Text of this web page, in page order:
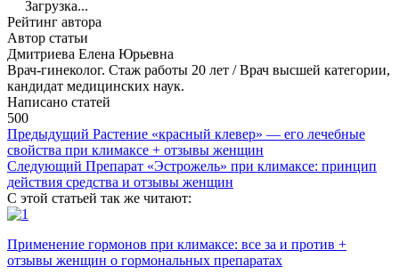
Загрузка...
Рейтинг автора
Автор статьи
Дмитриева Елена Юрьевна
Врач-гинеколог. Стаж работы 20 лет / Врач высшей категории,
кандидат медицинских наук.
Написано статей
500
Предыдущий Растение «красный клевер» — его лечебные
свойства при климаксе + отзывы женщин
Следующий Препарат «Эстрожель» при климаксе: принцип
действия средства и отзывы женщин
С этой статьей так же читают:
Применение гормонов при климаксе: все за и против +
отзывы женщин о гормональных препаратах